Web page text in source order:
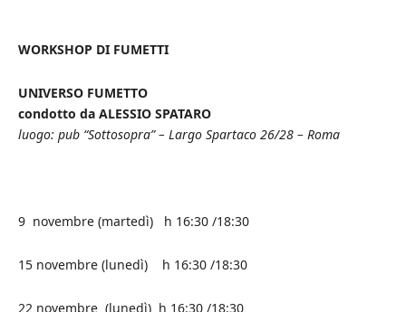
WORKSHOP DI FUMETTI
UNIVERSO FUMETTO
condotto da ALESSIO SPATARO
luogo: pub “Sottosopra” – Largo Spartaco 26/28 – Roma
9 novembre (martedì) h 16:30 /18:30
15 novembre (lunedì) h 16:30 /18:30
22 novembre (lunedì) h 16:30 /18:30